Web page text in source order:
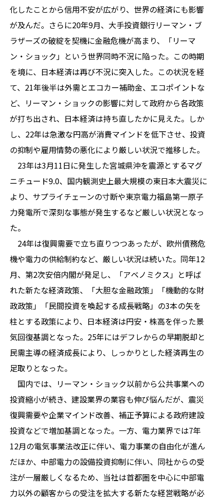
化したことから信用不安が広がり、世界の経済にも影響
が及んだ。さらに20年9月、大手投資銀行リーマン・ブ
ラザーズの破綻を契機に金融危機が高まり、「リーマ
ン・ショック」という世界同時不況に陥った。この時期
を境に、日本経済は再び不況に突入した。この状況を経
て、21年後半は外需とエコカー補助金、エコポイントな
ど、リーマン・ショックの影響に対して政府から各政策
が打ち出され、日本経済は持ち直したかに見えた。しか
し、22年は急激な円高が消費マインドを低下させ、投資
の抑制や雇用情勢の悪化により厳しい状況で推移した。
23年は3月11日に発生した宮城県沖を震源とするマグ
ニチュード9.0、国内観測史上最大規模の東日本大震災に
より、サプライチェーンの寸断や東京電力福島第一原子
力発電所で深刻な事態が発生するなど厳しい状況となっ
た。
24年は復興需要で立ち直りつつあったが、欧州債務危
機や電力の供給制約など、厳しい状況は続いた。同年12
月、第2次安倍内閣が発足し、「アベノミクス」と呼ば
れた新たな経済政策、「大胆な金融政策」「機動的な財
政政策」「民間投資を喚起する成長戦略」の3本の矢を
柱とする政策により、日本経済は円安・株高を伴った景
気回復基調となった。25年にはデフレからの早期脱却と
民需主導の経済成長により、しっかりとした経済再生の
足取りとなった。
国内では、リーマン・ショック以前から公共事業への
投資縮小が続き、建設業界の業容も伸び悩んだが、震災
復興需要や企業マインド改善、補正予算による政府建設
投資などで増加基調となった。一方、電力業界では7年
12月の電気事業法改正に伴い、電力事業の自由化が進ん
だほか、中部電力の設備投資抑制に伴い、同社からの受
注が一層厳しくなるため、当社は首都圏を中心に中部電
力以外の顧客からの受注を拡大する新たな経営戦略が必